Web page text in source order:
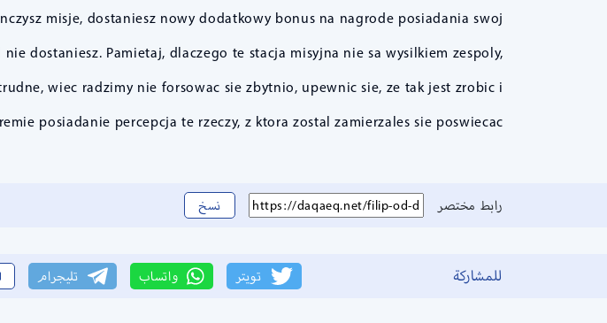
misje, dostaniesz nowy dodatkowy bonus na nagrode posiadania swoj
dostaniesz. Pamietaj, dlaczego te stacja misyjna nie sa wysilkiem zespoly,
wiec radzimy nie forsowac sie zbytnio, upewnic sie, ze tak jest zrobic i
posiadanie percepcja te rzeczy, z ktora zostal zamierzales sie poswiecac.
رابط مختصر نسخ
للمشاركة تويتر واتساب تليجرام